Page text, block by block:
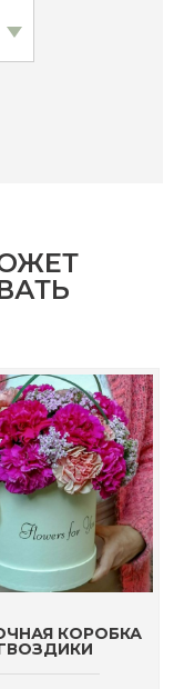
КОРОБКА